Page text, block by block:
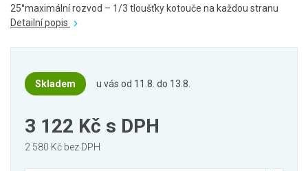
25°maximální rozvod – 1/3 tloušťky kotouče na každou stranu
Detailní popis
Skladem u vás od 11.8. do 13.8.
3 122 Kč s DPH
2 580 Kč bez DPH